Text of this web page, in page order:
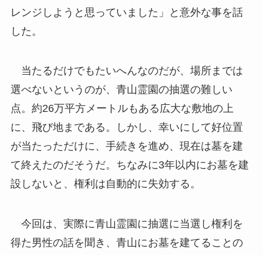
レンジしようと思っていました」と意外な事を話
した。
当たるだけでもたいへんなのだが、場所までは
選べないというのが、青山霊園の抽選の難しい
点。約26万平方メートルもある広大な敷地の上
に、飛び地まである。しかし、幸いにして好位置
が当たっただけに、手続きを進め、現在は墓を建
て終えたのだそうだ。ちなみに3年以内にお墓を建
設しないと、権利は自動的に失効する。
今回は、実際に青山霊園に抽選に当選し権利を
得た男性の話を聞き、青山にお墓を建てることの